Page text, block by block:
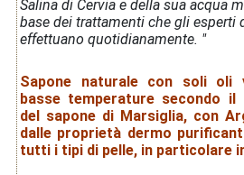
Salina di Cervia e della sua acqua
base dei trattamenti che gli esperti
effettuano quotidianamente. "
Sapone naturale con soli oli
basse temperature secondo il
del sapone di Marsiglia, con
dalle proprietà dermo
tutti i tipi di pelle, in particolare